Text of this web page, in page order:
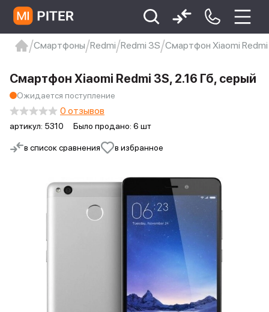
Xiaomi 9 про
xiaomi redmi 12c
Смартфоны Redmi Redmi 3S Смартфон Xiaomi Redmi
в список сравнения в избранное
Смартфон Xiaomi Redmi 3S, 2.16 Гб, серый
Ожидается поступление
артикул: 5310 Было продано: 6 шт
0 отзывов